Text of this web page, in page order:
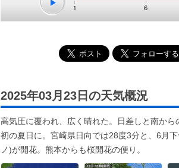
2025年03月23日の天気概況
高気圧に覆われ、広く晴れた。日差しと南か
初の夏日に。宮崎県日向では28度3分と、6月
ノ)が開花。熊本からも桜開花の便り。